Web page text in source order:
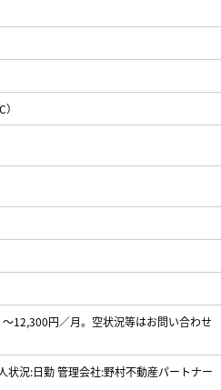
12,300円／月。空状況等はお問い合わせ
状況:日勤 管理会社:野村不動産パートナー